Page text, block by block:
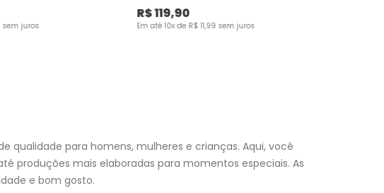
sem juros
R$119,90
Em até10x de R$ 11,99 sem juros
qualidade para homens, mulheres e crianças. Aqui, você
produções mais elaboradas para momentos especiais. As
e bom gosto.